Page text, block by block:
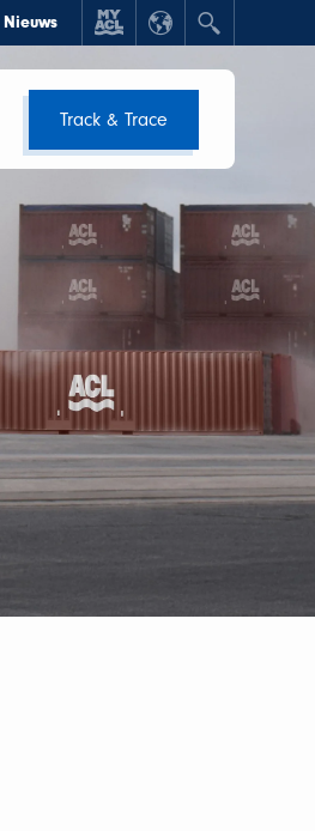
Nieuws
Track & Trace